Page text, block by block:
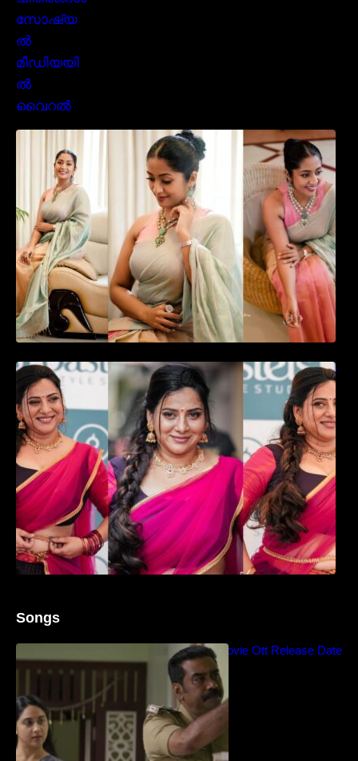
സാരിയിൽ സുന്ദരിയായി മലയിലകളുടെ
പ്രിയ താരം നവ്യാ നായർ| Malayalam
favourite actress Navya Nair cute in saree
ഉദ്ഘാടന വേദിയിൽ ആരാധരെ മയക്കുന്ന
തകർപ്പൻ ഡൻസുമായി അന്ന രാജൻ..
Songs
Blockbuster Thalavan Movie Ott Release Date
– Video Song Release